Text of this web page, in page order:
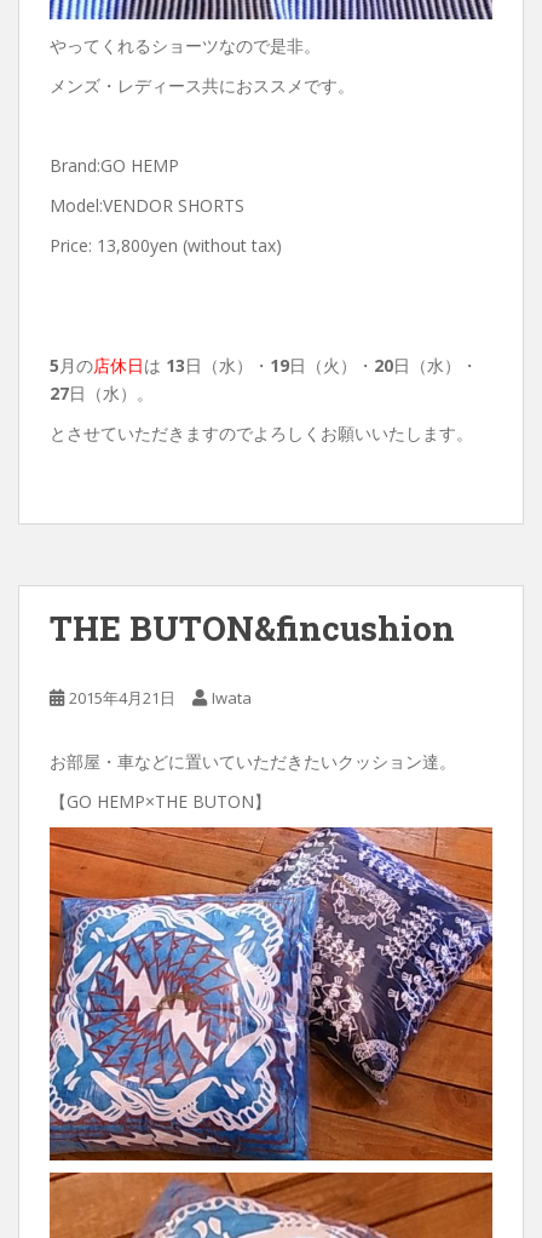
やってくれるショーツなので是非。
メンズ・レディース共におススメです。
Brand:GO HEMP
Model:VENDOR SHORTS
Price: 13,800yen (without tax)
5月の店休日は 13日（水）・ 19日（火）・ 20日（水）・
27日（水）。
とさせていただきますのでよろしくお願いいたします。
THE BUTON&fincushion
2015年4月21日 Iwata
お部屋・車などに置いていただきたいクッション達。
【GO HEMP×THE BUTON】